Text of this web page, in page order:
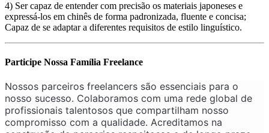
4) Ser capaz de entender com precisão os materiais japoneses e
expressá-los em chinês de forma padronizada, fluente e concisa;
Capaz de se adaptar a diferentes requisitos de estilo linguístico.
Participe Nossa Família Freelance
Nossos parceiros freelancers são essenciais para o
nosso sucesso. Colaboramos com uma rede global de
profissionais talentosos que compartilham nosso
compromisso com a qualidade. Acreditamos na